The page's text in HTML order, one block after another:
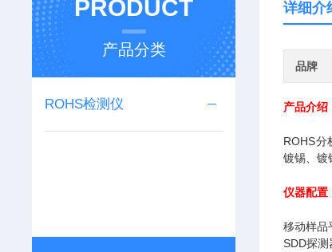
PRODUCT
产品分类
ROHS检测仪
详细介
品牌
产品介绍
ROHS分
镀锡、镀
仪器配置
移动样品
SDD探测